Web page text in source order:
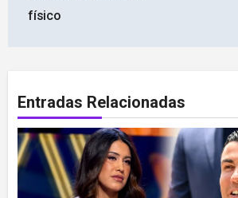
físico
Entradas Relacionadas